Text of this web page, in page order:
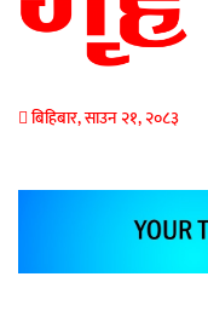
बिहिबार, साउन २१, २०८३